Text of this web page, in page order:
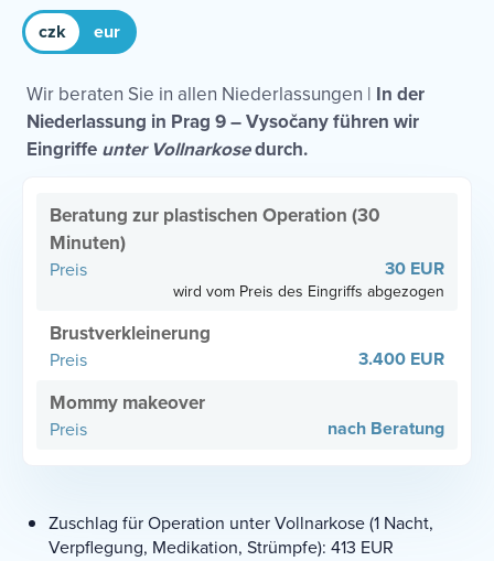
czk eur
Wir beraten Sie in allen Niederlassungen | In der
Niederlassung in Prag 9 – Vysočany führen wir
Eingriffe unter Vollnarkosedurch.
Beratung zur plastischen Operation (30
Minuten)
30 EUR
wird vom Preis des Eingriffs abgezogen
Brustverkleinerung
3.400 EUR
Mommy makeover
nach Beratung
Zuschlag für Operation unter Vollnarkose (1 Nacht,
Verpflegung, Medikation, Strümpfe): 413 EUR